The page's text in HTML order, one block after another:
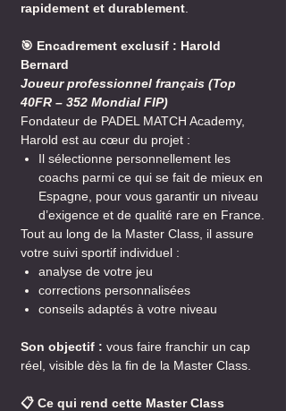
rapidement et durablement
🎯 Encadrement exclusif : Harold
Bernard
Joueur professionnel français (Top
40FR – 352 Mondial FIP)
Fondateur de PADEL MATCH Academy,
Harold est au cœur du projet :
Il sélectionne personnellement les
coachs parmi ce qui se fait de mieux en
Espagne, pour vous garantir un niveau
d’exigence et de qualité rare en France.
Tout au long de la Master Class, il assure
votre suivi sportif individuel :
analyse de votre jeu
corrections personnalisées
conseils adaptés à votre niveau
Son objectif : vous faire franchir un cap
réel, visible dès la fin de la Master Class.
📋 Ce qui rend cette Master Class